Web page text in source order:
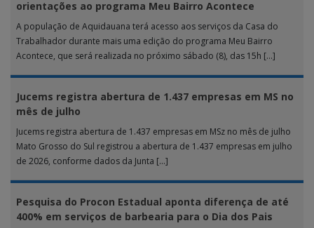
orientações ao programa Meu Bairro Acontece
A população de Aquidauana terá acesso aos serviços da Casa do
Trabalhador durante mais uma edição do programa Meu Bairro
Acontece, que será realizada no próximo sábado (8), das 15h […]
Jucems registra abertura de 1.437 empresas em MS no
mês de julho
Jucems registra abertura de 1.437 empresas em MSz no mês de julho
Mato Grosso do Sul registrou a abertura de 1.437 empresas em julho
de 2026, conforme dados da Junta […]
Pesquisa do Procon Estadual aponta diferença de até
400% em serviços de barbearia para o Dia dos Pais